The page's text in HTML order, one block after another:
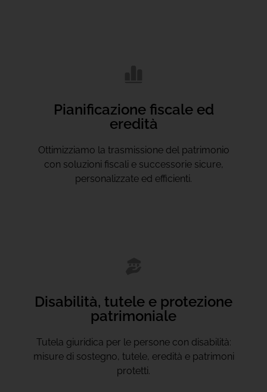
Pianificazione fiscale ed
eredità
Ottimizziamo la trasmissione del patrimonio
con soluzioni fiscali e successorie sicure,
personalizzate ed efficienti.
Disabilità, tutele e protezione
patrimoniale
Tutela giuridica per le persone con disabilità:
misure di sostegno, tutele, eredità e patrimoni
protetti.